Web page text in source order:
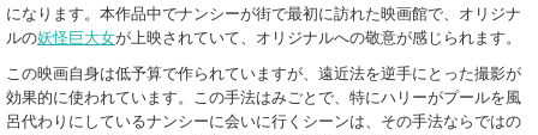
になります。本作品中でナンシーが街で最初に訪れた映画館で、オリジナ
ルの妖怪巨大女が上映されていて、オリジナルへの敬意が感じられます。
この映画自身は低予算で作られていますが、遠近法を逆手にとった撮影が
効果的に使われています。この手法はみごとで、特にハリーがプールを風
呂代わりにしているナンシーに会いに行くシーンは、その手法ならではの